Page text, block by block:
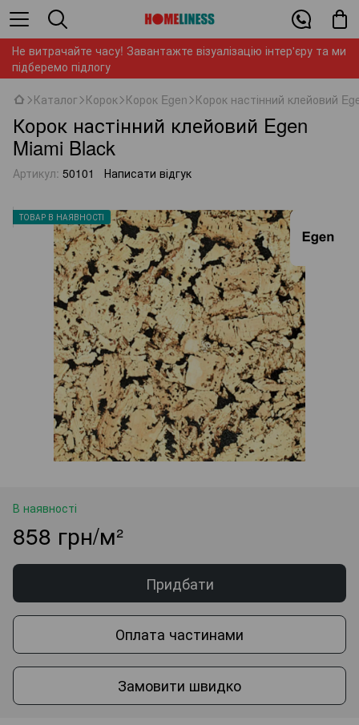
Не витрачайте часу! Завантажте візуалізацію інтер'єру та ми
підберемо підлогу
Каталог Корок Корок Egen Корок настінний клейовий
Корок настінний клейовий Egen
Miami Black
Артикул: 50101 Написати відгук
ТОВАР В НАЯВНОСТІ
В наявності
858 грн/м²
Придбати
Оплата частинами
Замовити швидко